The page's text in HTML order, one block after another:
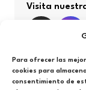
Para ofrecer las
cookies para
consentimiento de
Visita
Búsqueda